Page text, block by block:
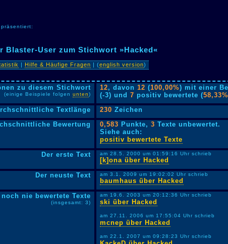
Blaster-User zum Stichwort »Hacked«
Hilfe & Häufige Fragen | (english version)
zu diesem Stichwort
(einige Beispiele folgen unten)
12, davon12 (100,00%) mit einer
(-3) und7 positiv bewertete (
Textlänge
230 Zeichen
Bewertung
0,583 Punkte,3 Texte unbewertet.
Siehe auch:
positiv bewertete Texte
Der erste Text
am 28.5. 2000 um 01:59:16 Uhr schrieb
[k]ona über Hacked
Der neuste Text
am 3.1. 2009 um 19:02:02 Uhr schrieb
baumhaus über Hacked
nie bewertete Texte
(insgesamt: 3)
am 19.6. 2003 um 20:12:36 Uhr schrieb
ski über Hacked
am 27.11. 2006 um 17:55:04 Uhr schrieb
mcnep über Hacked
am 22.1. 2007 um 09:28:23 Uhr schrieb